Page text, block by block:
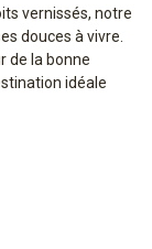
vernissés, notre
douces à vivre.
de la bonne
idéale